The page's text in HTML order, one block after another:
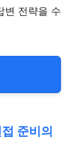
변 전략을 수
준비의